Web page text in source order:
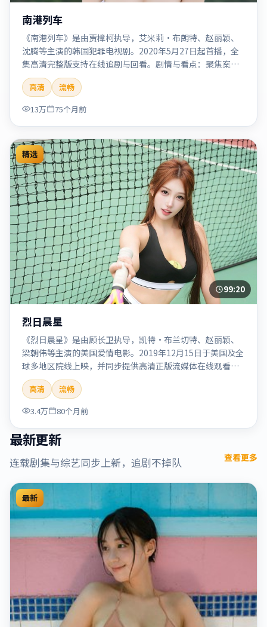
南港列车
《南港列车》是由贾樟柯执导，艾米莉·布朗特、赵丽颖、
沈腾等主演的韩国犯罪电视剧。2020年5月27日起首播，全
集高清完整版支持在线追剧与回看。剧情与看点：聚焦案件
与人性灰色地带，张力十足，兼具社会观察与戏剧冲突。本
片适合检索「南港列车」「贾樟柯」「犯罪」「韩国」
「2020」「2020-05-27上映」等关键词的影迷阅读简介与主
创信息。
高清
流畅
13万
75个月前
精选
99:20
烈日晨星
《烈日晨星》是由顾长卫执导，凯特·布兰切特、赵丽颖、
梁朝伟等主演的美国爱情电影。2019年12月15日于美国及全
球多地区院线上映，并同步提供高清正版流媒体在线观看。
剧情与看点：情感细腻动人，人物关系真实可信，适合喜欢
温情叙事的观众。本片适合检索「烈日晨星」「顾长卫」
「爱情」「美国」「2019」「2019-12-15上映」等关键词的
影迷阅读简介与主创信息。
高清
流畅
3.4万
80个月前
最新更新
连载剧集与综艺同步上新，追剧不掉队 查看更多
最新